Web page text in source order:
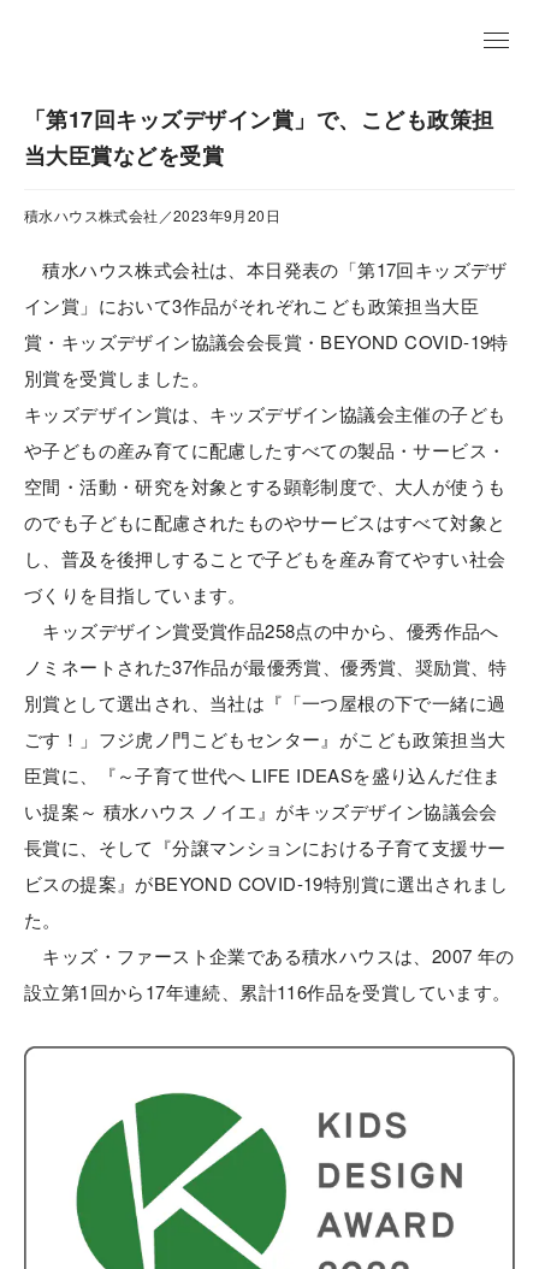
「第17回キッズデザイン賞」で、こども政策担
当大臣賞などを受賞
積水ハウス株式会社／2023年9月20日
積水ハウス株式会社は、本日発表の「第17回キッズデザ
イン賞」において3作品がそれぞれこども政策担当大臣
賞・キッズデザイン協議会会長賞・BEYOND COVID-19特
別賞を受賞しました。
キッズデザイン賞は、キッズデザイン協議会主催の子ども
や子どもの産み育てに配慮したすべての製品・サービス・
空間・活動・研究を対象とする顕彰制度で、大人が使うも
のでも子どもに配慮されたものやサービスはすべて対象と
し、普及を後押しすることで子どもを産み育てやすい社会
づくりを目指しています。
キッズデザイン賞受賞作品258点の中から、優秀作品へ
ノミネートされた37作品が最優秀賞、優秀賞、奨励賞、特
別賞として選出され、当社は『「一つ屋根の下で一緒に過
ごす！」フジ虎ノ門こどもセンター』がこども政策担当大
臣賞に、『～子育て世代へ LIFE IDEASを盛り込んだ住ま
い提案～ 積水ハウス ノイエ』がキッズデザイン協議会会
長賞に、そして『分譲マンションにおける子育て支援サー
ビスの提案』がBEYOND COVID-19特別賞に選出されまし
た。
キッズ・ファースト企業である積水ハウスは、2007 年の
設立第1回から17年連続、累計116作品を受賞しています。